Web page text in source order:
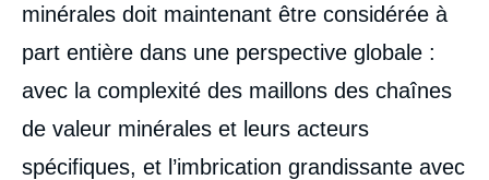
minérales doit maintenant être considérée à
part entière dans une perspective globale :
avec la complexité des maillons des chaînes
de valeur minérales et leurs acteurs
spécifiques, et l’imbrication grandissante avec